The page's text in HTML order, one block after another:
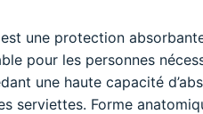
une protection
pour les personnes
une haute capacité
serviettes. Forme